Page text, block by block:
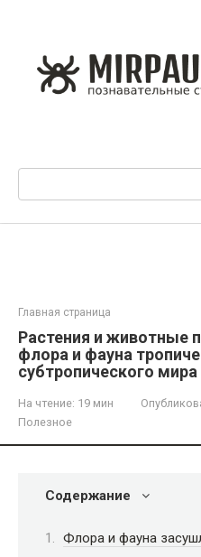
Главная страница
Растения и животные
флора и фауна
субтропического мира
На чтение: 19 мин
Полезное
Содержание
Флора и фауна